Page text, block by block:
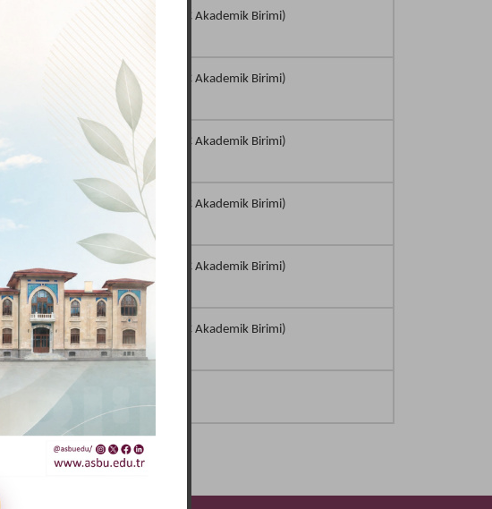
İslami Araştırmalar Enstitüsü (KKTC Akademik Birimi)
İslami Araştırmalar Enstitüsü (KKTC Akademik Birimi)
İslami Araştırmalar Enstitüsü (KKTC Akademik Birimi)
İslami Araştırmalar Enstitüsü (KKTC Akademik Birimi)
İslami Araştırmalar Enstitüsü (KKTC Akademik Birimi)
İslami Araştırmalar Enstitüsü (KKTC Akademik Birimi)